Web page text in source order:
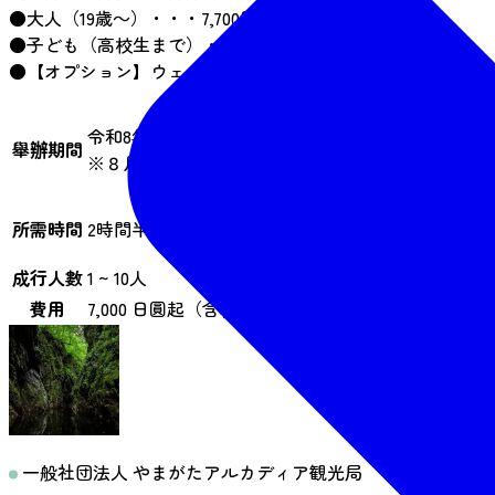
●大人（19歳～）・・・7,700円
●子ども（高校生まで）・・・5,500円
●【オプション】ウェットスーツ・ブーツ レンタル・・・
舉辦期間 令和8年５月下旬ころ～１１月上旬
※８月は虫の発生が予測されるため休止
所需時間 2時間半
成行人數1 ~ 10人
費用
7,000 日圓起（含稅）
一般社団法人 やまがたアルカディア観光局